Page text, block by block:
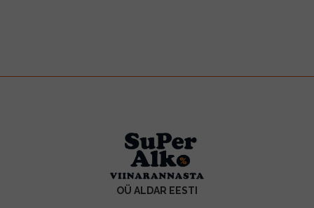
OÜ ALDAR EESTI